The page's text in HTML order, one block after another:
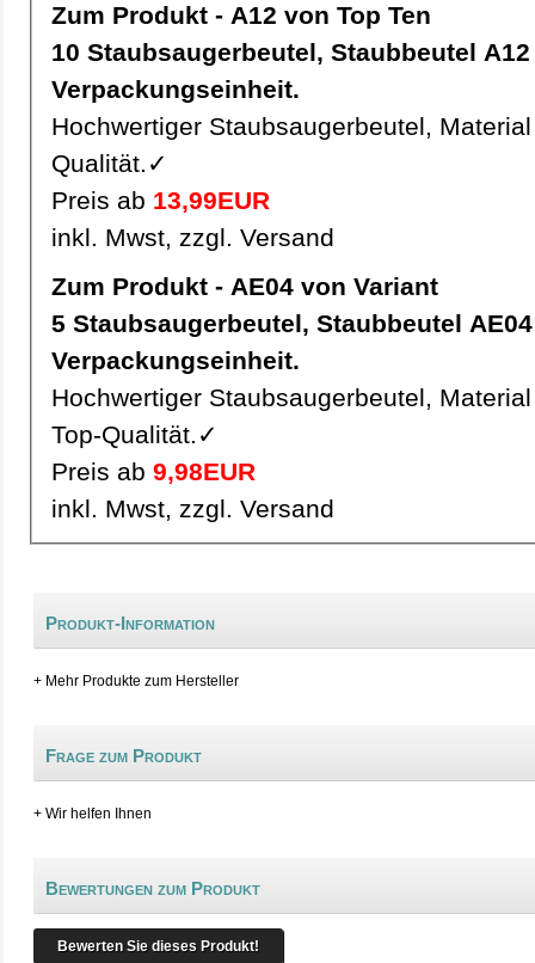
Zum Produkt - A12 von Top Ten
10 Staubsaugerbeutel, Staubbeutel A12 pro
Verpackungseinheit.
Hochwertiger Staubsaugerbeutel,
Qualität.✓
Preis ab 13,99EUR
inkl. Mwst, zzgl. Versand
Zum Produkt - AE04 von Variant
5 Staubsaugerbeutel, Staubbeutel AE04 pro
Verpackungseinheit.
Hochwertiger Staubsaugerbeutel,
Top-Qualität.✓
Preis ab 9,98EUR
inkl. Mwst, zzgl. Versand
Produkt-Information
+ Mehr Produkte zum Hersteller
Frage zum Produkt
+ Wir helfen Ihnen
Bewertungen zum Produkt
Bewerten Sie dieses Produkt!